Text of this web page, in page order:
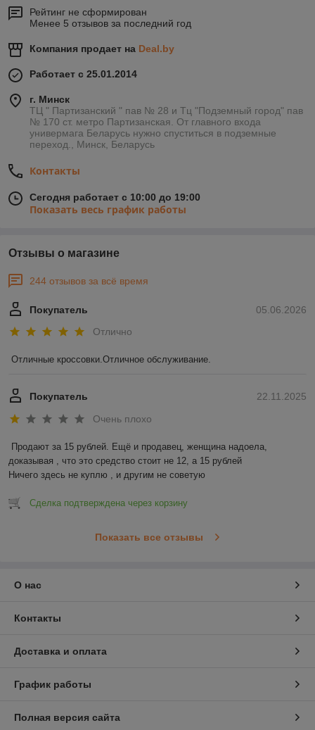
Рейтинг не сформирован
Менее 5 отзывов за последний год
Компания продает на Deal.by
Работает с 25.01.2014
г. Минск
ТЦ " Партизанский " пав № 28 и Тц "Подземный город" пав
№ 170 ст. метро Партизанская. От главного входа
универмага Беларусь нужно спуститься в подземные
переход., Минск, Беларусь
Контакты
Сегодня работает с 10:00 до 19:00
Показать весь график работы
Отзывы о магазине
244 отзывов за всё время
05.06.2026
Покупатель
Отлично
Отличные кроссовки.Отличное обслуживание.
22.11.2025
Покупатель
Очень плохо
Продают за 15 рублей. Ещё и продавец, женщина надоела,
доказывая , что это средство стоит не 12, а 15 рублей
Ничего здесь не куплю , и другим не советую
Сделка подтверждена через корзину
Показать все отзывы
О нас
Контакты
Доставка и оплата
График работы
Полная версия сайта